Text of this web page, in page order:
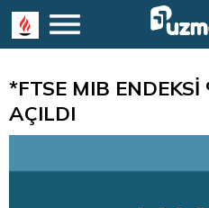
*FTSE MIB
AÇILDI